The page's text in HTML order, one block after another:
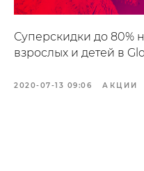
Суперскидки до 80%
взрослых и детей в
2020-07-13 09:06 АКЦИИ